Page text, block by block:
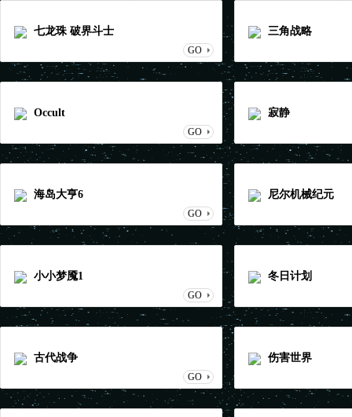
七龙珠 破界斗士
GO
三角战略
Occult
GO
寂静
海岛大亨6
GO
尼尔机械纪元
小小梦魇1
GO
冬日计划
古代战争
GO
伤害世界